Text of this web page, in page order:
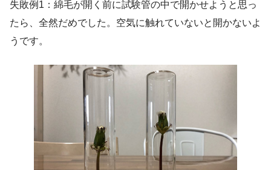
失敗例1：綿毛が開く前に試験管の中で開かせようと思っ
たら、全然だめでした。空気に触れていないと開かないよ
うです。